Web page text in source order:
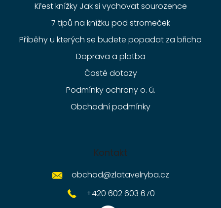
Křest knížky Jak si vychovat sourozence
7 tipů na knížku pod stromeček
Příběhy u kterých se budete popadat za břicho
Doprava a platba
Časté dotazy
Podmínky ochrany o. ú.
Obchodní podmínky
Kontakt
obchod@zlatavelryba.cz
+420 602 603 670